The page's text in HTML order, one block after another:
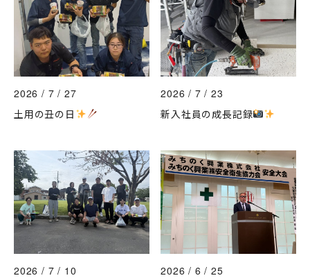
2026 / 7 / 27
土用の丑の日
2026 / 7 / 23
新入社員の成長記録
2026 / 7 / 10
2026 / 6 / 25